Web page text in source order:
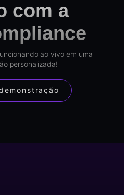
com a
ao vivo em uma
personalizada!